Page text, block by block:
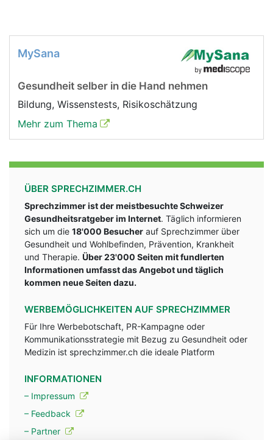
MySana
Gesundheit selber in die Hand nehmen
Bildung, Wissenstests, Risikoschätzung
Mehr zum Thema
ÜBER SPRECHZIMMER.CH
Sprechzimmer ist der meistbesuchte Schweizer
Gesundheitsratgeber im Internet. Täglich informieren
sich um die 18'000 Besucher auf Sprechzimmer über
Gesundheit und Wohlbefinden, Prävention, Krankheit
und Therapie. Über 23'000 Seiten mit fundlerten
Informationen umfasst das Angebot und täglich
kommen neue Seiten dazu.
WERBEMÖGLICHKEITEN AUF SPRECHZIMMER
Für Ihre Werbebotschaft, PR-Kampagne oder
Kommunikationsstrategie mit Bezug zu Gesundheit oder
Medizin ist sprechzimmer.ch die ideale Platform
INFORMATIONEN
– Impressum
– Feedback
– Partner